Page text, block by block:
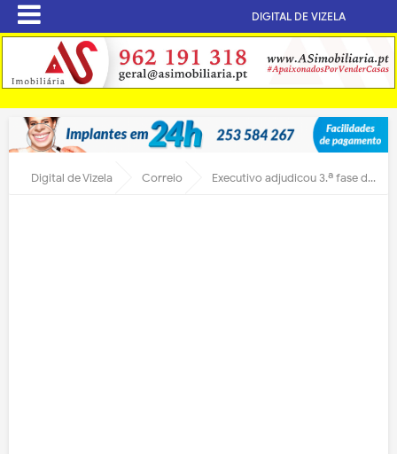
DIGITAL DE VIZELA
Digital de Vizela Correio Executivo adjudicou 3.ª fase do Edifício-sede do Município